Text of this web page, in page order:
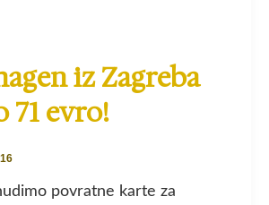
iz Zagreba
71 evro!
povratne karte za